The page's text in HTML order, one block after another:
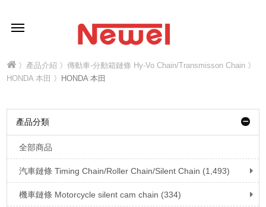
〉 產品介紹 〉傳動車-分動箱鏈條 Hy-Vo Chain/Transmisson Chain 〉
HONDA 本田 〉HONDA 本田
產品分類
全部商品
汽車鏈條 Timing Chain/Roller Chain/Silent Chain (1,493)
機車鏈條 Motorcycle silent cam chain (334)